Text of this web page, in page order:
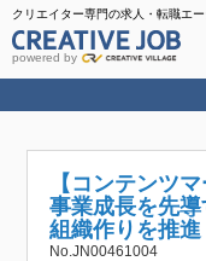
クリエイター専門の求人・転職エー
powered by
【コンテンツ
事業成長を先
組織作りを推進
No.JN00461004